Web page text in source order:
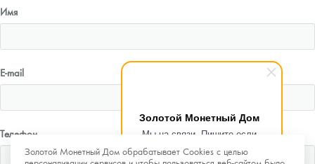
Золотой Монетный Дом
Мы на связи. Пишите если
возникнут любые вопросы.
Рады помочь.
Золотой Монетный Дом обрабатывает Cookies с целью
Имя
E-mail
Телефон